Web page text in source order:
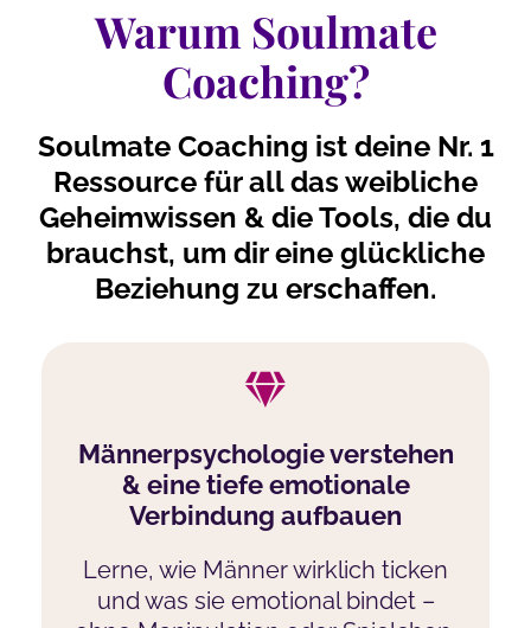
Warum Soulmate
Coaching?
Soulmate Coaching ist deine Nr. 1
Ressource für all das weibliche
Geheimwissen & die Tools, die du
brauchst, um dir eine glückliche
Beziehung zu erschaffen.
Männerpsychologie verstehen
& eine tiefe emotionale
Verbindung aufbauen
Lerne, wie Männer wirklich ticken
und was sie emotional bindet –